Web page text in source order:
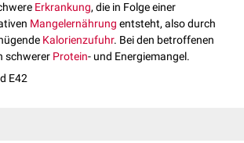
Erkrankung, die in Folge einer
Mangelernährung entsteht, also durch
Kalorienzufuhr. Bei den betroffenen
schwerer Protein- und Energiemangel.
E42